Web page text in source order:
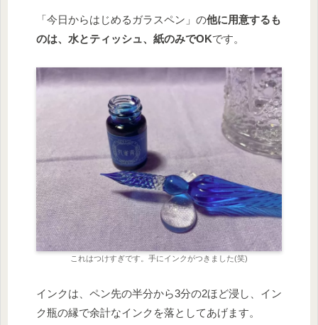
「今日からはじめるガラスペン」の他に用意するも
のは、水とティッシュ、紙のみでOKです。
これはつけすぎです。手にインクがつきました(笑)
インクは、ペン先の半分から3分の2ほど浸し、イン
ク瓶の縁で余計なインクを落としてあげます。